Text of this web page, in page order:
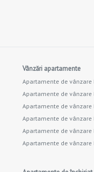
Vânzări apartamente
Apartamente de vânzare
Apartamente de vânzare
Apartamente de vânzare
Apartamente de vânzare
Apartamente de vânzare
Apartamente de vânzare